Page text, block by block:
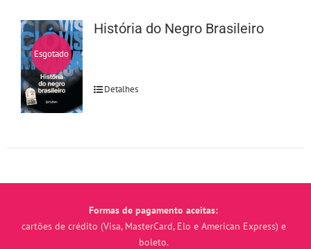
Esgotado
História do Negro Brasileiro
Detalhes
Formas de pagamento aceitas:
cartões de crédito (Visa, MasterCard, Elo e American Express) e
boleto.